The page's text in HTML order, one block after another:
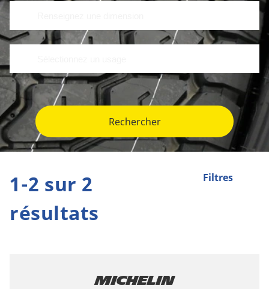
Rechercher
Filtres
1-2 sur 2
résultats
Michelin